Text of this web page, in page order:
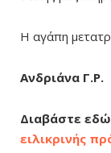
Η αγάπη
Ανδριάνα Γ.Ρ.
Διαβάστε
ειλικρινής